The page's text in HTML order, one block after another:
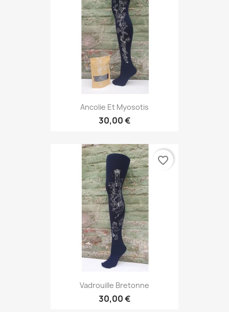
Ancolie Et Myosotis
30,00 €
Vadrouille Bretonne
30,00 €
favorite_border